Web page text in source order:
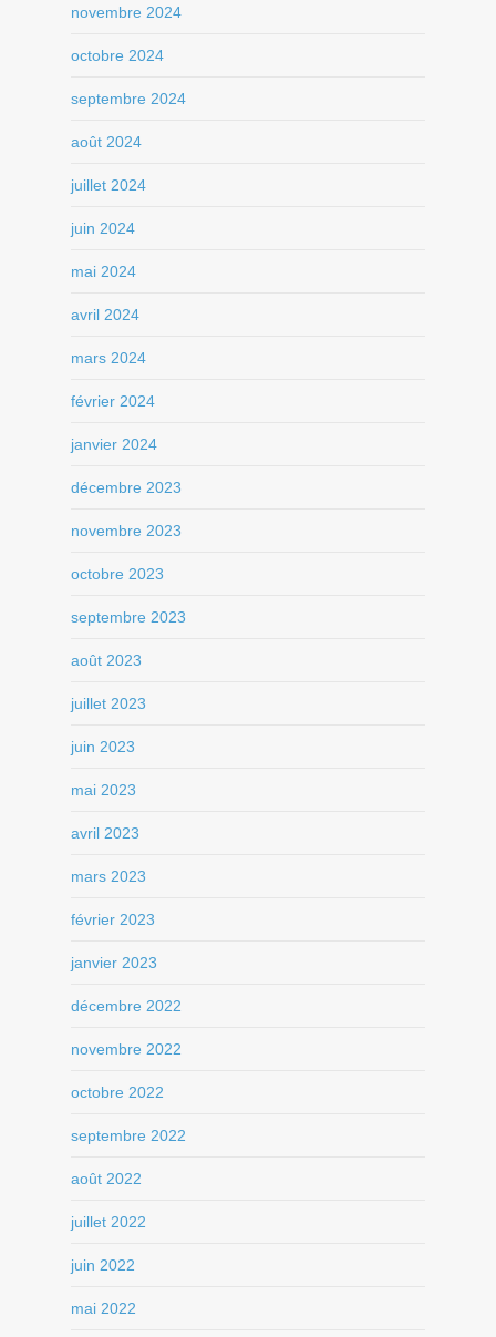
novembre 2024
octobre 2024
septembre 2024
août 2024
juillet 2024
juin 2024
mai 2024
avril 2024
mars 2024
février 2024
janvier 2024
décembre 2023
novembre 2023
octobre 2023
septembre 2023
août 2023
juillet 2023
juin 2023
mai 2023
avril 2023
mars 2023
février 2023
janvier 2023
décembre 2022
novembre 2022
octobre 2022
septembre 2022
août 2022
juillet 2022
juin 2022
mai 2022